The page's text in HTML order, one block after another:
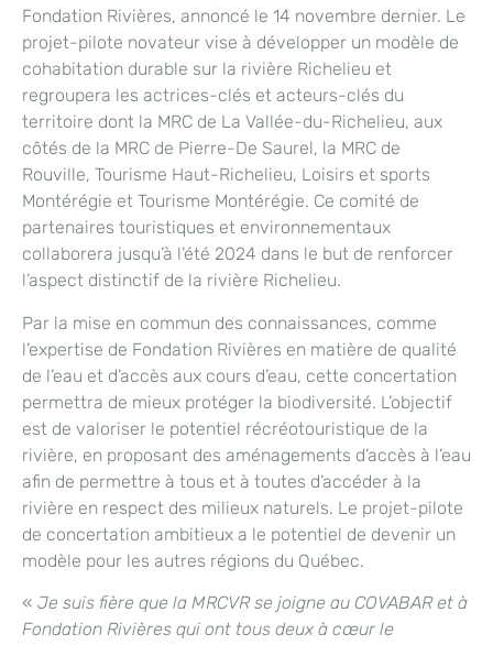
Fondation Rivières, annoncé le 14 novembre dernier. Le
projet-pilote novateur vise à développer un modèle de
cohabitation durable sur la rivière Richelieu et
regroupera les actrices-clés et acteurs-clés du
territoire dont la MRC de La Vallée-du-Richelieu, aux
côtés de la MRC de Pierre-De Saurel, la MRC de
Rouville, Tourisme Haut-Richelieu, Loisirs et sports
Montérégie et Tourisme Montérégie. Ce comité de
partenaires touristiques et environnementaux
collaborera jusqu’à l’été 2024 dans le but de renforcer
l’aspect distinctif de la rivière Richelieu.
Par la mise en commun des connaissances, comme
l’expertise de Fondation Rivières en matière de qualité
de l’eau et d’accès aux cours d’eau, cette concertation
permettra de mieux protéger la biodiversité. L’objectif
est de valoriser le potentiel récréotouristique de la
rivière, en proposant des aménagements d’accès à l’eau
afin de permettre à tous et à toutes d’accéder à la
rivière en respect des milieux naturels. Le projet-pilote
de concertation ambitieux a le potentiel de devenir un
modèle pour les autres régions du Québec.
« Je suis fière que la MRCVR se joigne au COVABAR et à
Fondation Rivières qui ont tous deux à cœur le